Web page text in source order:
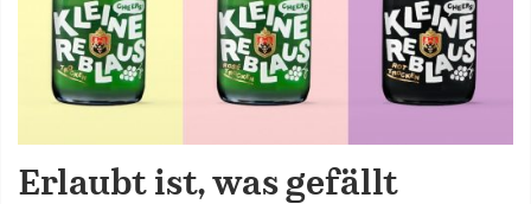
Erlaubt ist, was gefällt